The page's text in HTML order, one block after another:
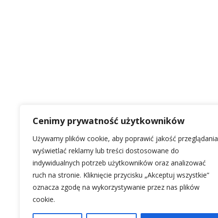
Cenimy prywatność użytkowników
Używamy plików cookie, aby poprawić jakość
wyświetlać reklamy lub treści dostosowane do
indywidualnych potrzeb użytkowników oraz analizować
ruch na stronie. Kliknięcie przycisku „Akceptuj wszystkie”
oznacza zgodę na wykorzystywanie przez nas plików
cookie.